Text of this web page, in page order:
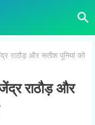
राठौड़ और सतीश पूनियां को
राठौड़ और